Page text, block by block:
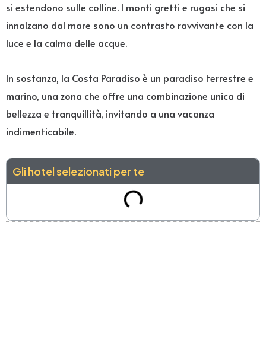
si estendono sulle colline. I monti gretti e rugosi che si
innalzano dal mare sono un contrasto ravvivante con la
luce e la calma delle acque.
In sostanza, la Costa Paradiso è un paradiso terrestre e
marino, una zona che offre una combinazione unica di
bellezza e tranquillità, invitando a una vacanza
indimenticabile.
Gli hotel selezionati per te